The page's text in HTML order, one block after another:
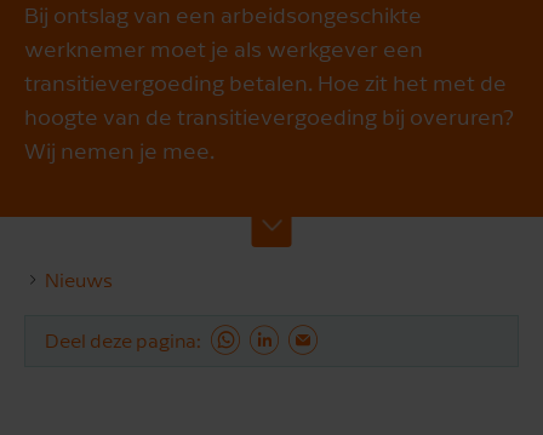
Bij ontslag van een arbeidsongeschikte
werknemer moet je als werkgever een
transitievergoeding betalen. Hoe zit het met de
hoogte van de transitievergoeding bij overuren?
Wij nemen je mee.
Nieuws
Deel deze pagina